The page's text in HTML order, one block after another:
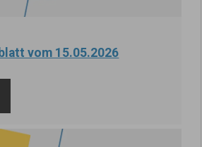
vom 15.05.2026